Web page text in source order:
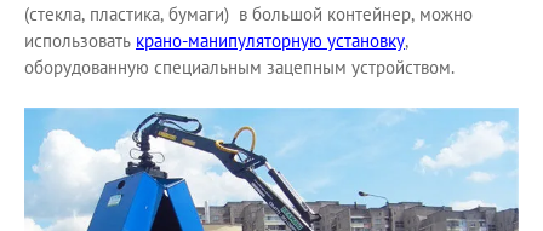
(стекла, пластика, бумаги) в большой контейнер, можно
использовать крано-манипуляторную установку,
оборудованную специальным зацепным устройством.